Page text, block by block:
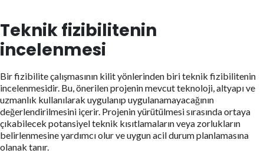
Teknik fizibilitenin
incelenmesi
Bir fizibilite çalışmasının kilit yönlerinden biri teknik fizibilitenin
incelenmesidir. Bu, önerilen projenin mevcut teknoloji, altyapı ve
uzmanlık kullanılarak uygulanıp uygulanamayacağının
değerlendirilmesini içerir. Projenin yürütülmesi sırasında ortaya
çıkabilecek potansiyel teknik kısıtlamaların veya zorlukların
belirlenmesine yardımcı olur ve uygun acil durum planlamasına
olanak tanır.